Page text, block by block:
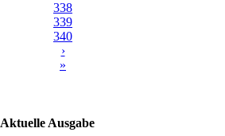
338
339
340
›
»
Aktuelle Ausgabe